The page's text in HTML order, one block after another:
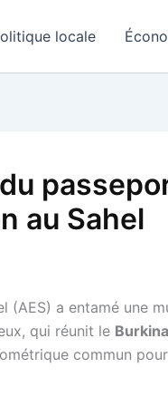
locale
au Sahel
(AES) a entamé une
qui réunit le
commun